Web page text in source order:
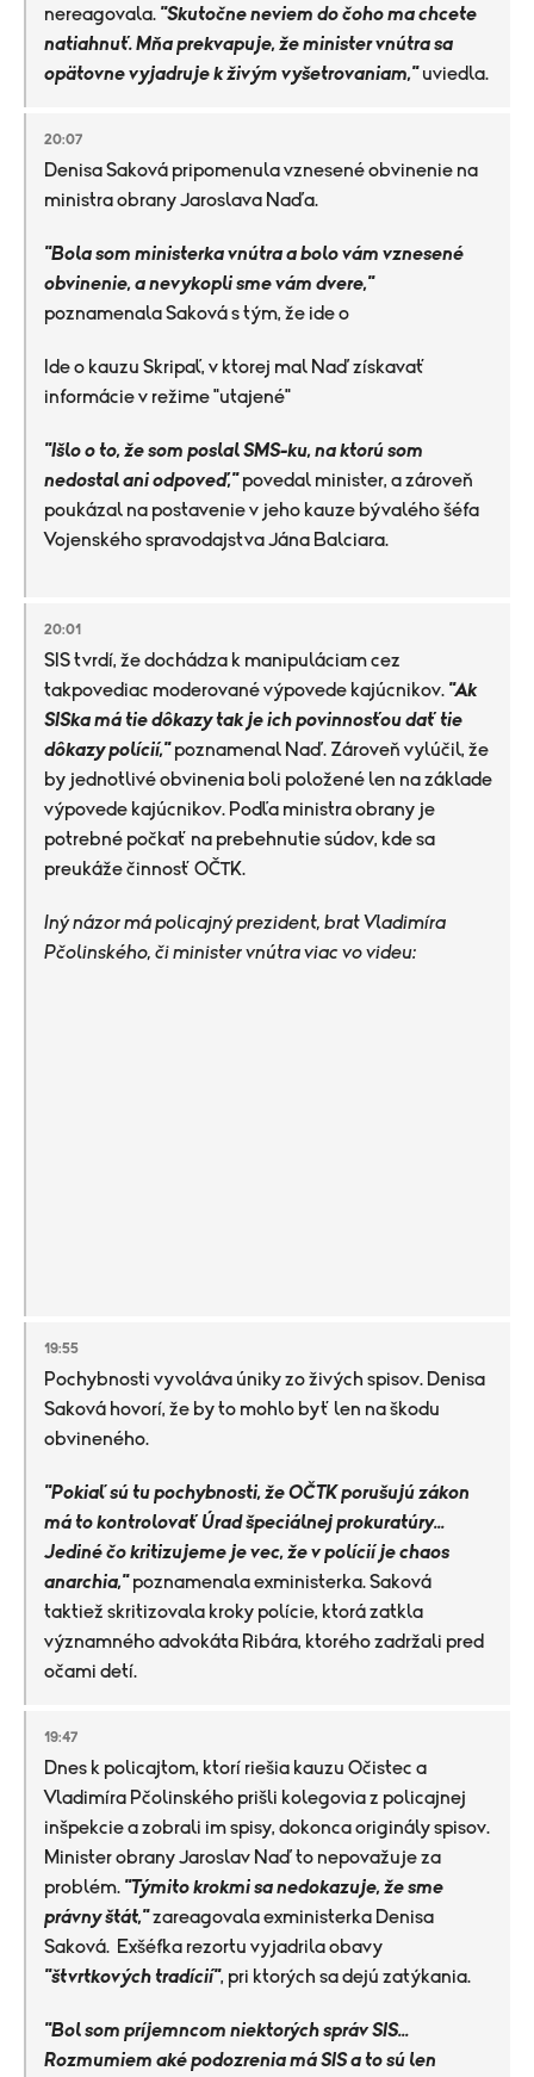
nereagovala. "Skutočne neviem do čoho ma chcete
natiahnuť. Mňa prekvapuje, že minister vnútra sa
opätovne vyjadruje k živým vyšetrovaniam,"uviedla.
20:07
Denisa Saková pripomenula vznesené obvinenie na
ministra obrany Jaroslava Naďa.
"Bola som ministerka vnútra a bolo vám vznesené
obvinenie, a nevykopli sme vám dvere,"
poznamenala Saková s tým, že ide o
Ide o kauzu Skripaľ, v ktorej mal Naď získavať
informácie v režime "utajené"
"Išlo o to, že som poslal SMS-ku, na ktorú som
nedostal ani odpoveď,"povedal minister, a zároveň
poukázal na postavenie v jeho kauze bývalého šéfa
Vojenského spravodajstva Jána Balciara.
20:01
SIS tvrdí, že dochádza k manipuláciam cez
takpovediac moderované výpovede kajúcnikov. "Ak
SISka má tie dôkazy tak je ich povinnosťou dať tie
dôkazy polícií,"poznamenal Naď. Zároveň vylúčil, že
by jednotlivé obvinenia boli položené len na základe
výpovede kajúcnikov. Podľa ministra obrany je
potrebné počkať na prebehnutie súdov, kde sa
preukáže činnosť OČTK.
Iný názor má policajný prezident, brat Vladimíra
Pčolinského, či minister vnútra viac vo videu:
19:55
Pochybnosti vyvoláva úniky zo živých spisov. Denisa
Saková hovorí, že by to mohlo byť len na škodu
obvineného.
"Pokiaľ sú tu pochybnosti, že OČTK porušujú zákon
má to kontrolovať Úrad špeciálnej prokuratúry...
Jediné čo kritizujeme je vec, že v polícií je chaos
anarchia,"poznamenala exministerka. Saková
taktiež skritizovala kroky polície, ktorá zatkla
významného advokáta Ribára, ktorého zadržali pred
očami detí.
19:47
Dnes k policajtom, ktorí riešia kauzu Očistec a
Vladimíra Pčolinského prišli kolegovia z policajnej
inšpekcie a zobrali im spisy, dokonca originály spisov.
Minister obrany Jaroslav Naď to nepovažuje za
problém. "Týmito krokmi sa nedokazuje, že sme
právny štát,"zareagovala exministerka Denisa
Saková. Exšéfka rezortu vyjadrila obavy
"štvrtkových tradícií", pri ktorých sa dejú zatýkania.
"Bol som príjemncom niektorých správ SIS...
Rozmumiem aké podozrenia má SIS a to sú len